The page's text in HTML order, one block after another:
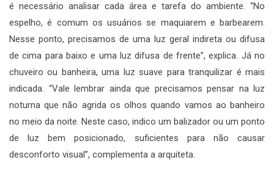
é necessário analisar cada área e tarefa do ambiente. “No
espelho, é comum os usuários se maquiarem e barbearem.
Nesse ponto, precisamos de uma luz geral indireta ou difusa
de cima para baixo e uma luz difusa de frente”, explica. Já no
chuveiro ou banheira, uma luz suave para tranquilizar é mais
indicada. “Vale lembrar ainda que precisamos pensar na luz
noturna que não agrida os olhos quando vamos ao banheiro
no meio da noite. Neste caso, indico um balizador ou um ponto
de luz bem posicionado, suficientes para não causar
desconforto visual”, complementa a arquiteta.